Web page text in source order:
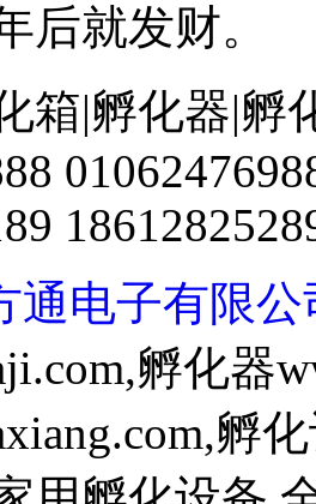
后就发财。
箱|孵化器|孵
通电子有限公
孵化器
孵